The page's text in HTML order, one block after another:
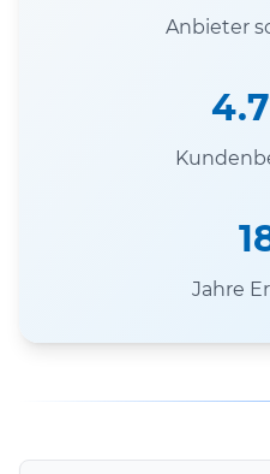
Anbieter
Jahre